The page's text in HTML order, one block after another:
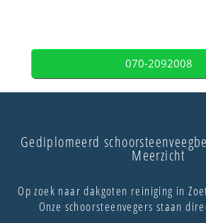
070-2092008
Gediplomeerd
Meerzicht
Op zoek naar dakgoten reiniging in
Onze schoorsteenvegers staan